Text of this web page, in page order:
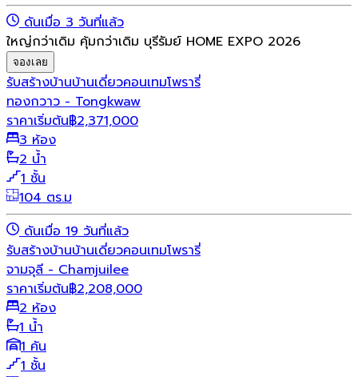
ดันเมื่อ 3 วันที่แล้ว
ใหญ่กว่าเดิม คุ้มกว่าเดิม บุรีรัมย์ HOME EXPO 2026
จองเลย
รับสร้างบ้านบ้านเดี่ยวคอนเทมโพรารี่
ทองกวาว - Tongkwaw
ราคาเริ่มต้น฿2,371,000
3 ห้อง
2 น้ำ
1 ชั้น
104 ตร.ม
ดันเมื่อ 19 วันที่แล้ว
รับสร้างบ้านบ้านเดี่ยวคอนเทมโพรารี่
จามจุลี - Chamjuilee
ราคาเริ่มต้น฿2,208,000
2 ห้อง
1 น้ำ
1 คัน
1 ชั้น